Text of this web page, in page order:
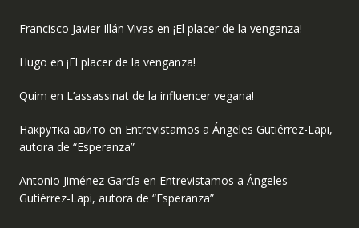
Francisco Javier Illán Vivas en ¡El placer de la venganza!
Hugo en ¡El placer de la venganza!
Quim en L’assassinat de la influencer vegana!
Накрутка авито en Entrevistamos a Ángeles Gutiérrez-Lapi,
autora de “Esperanza”
Antonio Jiménez García en Entrevistamos a Ángeles
Gutiérrez-Lapi, autora de “Esperanza”